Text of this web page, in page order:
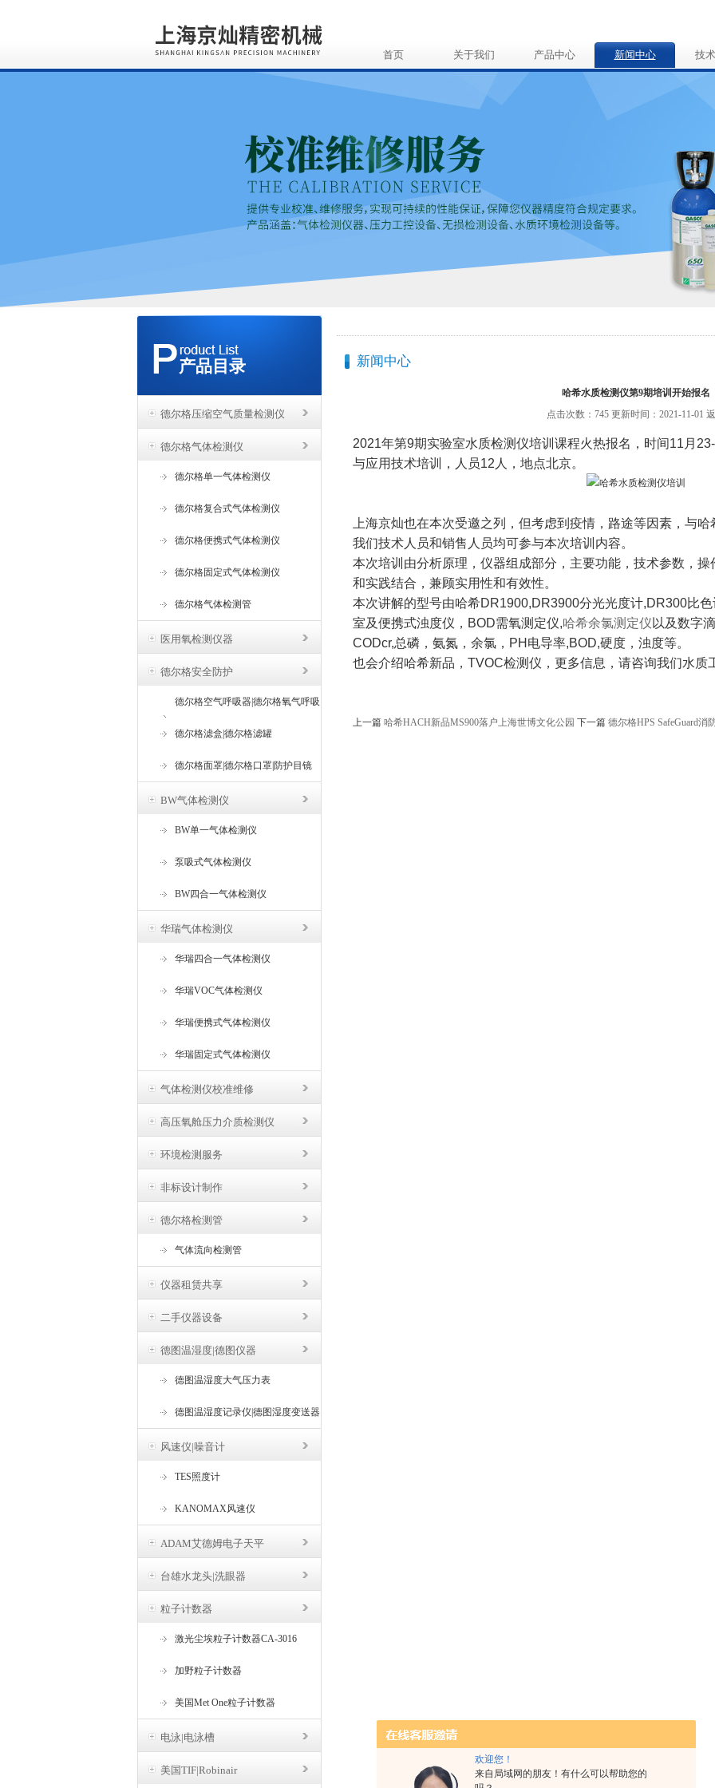
欢迎您！
来自局域网的朋友！有什么可以帮助您的
首页 关于我们 产品中心 新闻中心 技
产品目录
德尔格压缩空气质量检测仪
德尔格气体检测仪
德尔格单一气体检测仪
德尔格复合式气体检测仪
德尔格便携式气体检测仪
德尔格固定式气体检测仪
德尔格气体检测管
医用氧检测仪器
德尔格安全防护
德尔格空气呼吸器|德尔格氧气呼吸
器
德尔格滤盒|德尔格滤罐
德尔格面罩|德尔格口罩|防护目镜
BW气体检测仪
BW单一气体检测仪
泵吸式气体检测仪
BW四合一气体检测仪
华瑞气体检测仪
华瑞四合一气体检测仪
华瑞VOC气体检测仪
华瑞便携式气体检测仪
华瑞固定式气体检测仪
气体检测仪校准维修
高压氧舱压力介质检测仪
环境检测服务
非标设计制作
德尔格检测管
气体流向检测管
仪器租赁共享
二手仪器设备
德图温湿度|德图仪器
德图温湿度大气压力表
德图温湿度记录仪|德图湿度变送器
风速仪|噪音计
TES照度计
KANOMAX风速仪
ADAM艾德姆电子天平
台雄水龙头|洗眼器
粒子计数器
激光尘埃粒子计数器CA-3016
加野粒子计数器
美国Met One粒子计数器
电泳|电泳槽
美国TIF|Robinair
新闻中心
哈希水质检测仪第9期培训开始报名
点击次数：745 更新时间：2021-11-01
2021年第9期实验室水质检测仪培训课程火热报名，时间11月
与应用技术培训，人员12人，地点北京。
上海京灿也在本次受邀之列，但考虑到疫情，路途等因素，与
我们技术人员和销售人员均可参与本次培训内容。
本次培训由分析原理，仪器组成部分，主要功能，技术参数，
和实践结合，兼顾实用性和有效性。
本次讲解的型号由哈希DR1900,DR3900分光光度计,DR300比
室及便携式浊度仪，BOD需氧测定仪,哈希余氯测定仪 以及数字
CODcr,总磷，氨氮，余氯，PH电导率,BOD,硬度，浊度等。
也会介绍哈希新品，TVOC检测仪，更多信息，请咨询我们水质
上一篇 哈希HACH新品MS900落户上海世博文化公园 下一篇 德尔格HPS SafeGuard消